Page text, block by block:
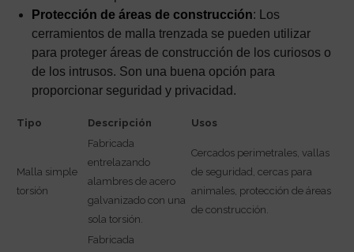
Protección de áreas de construcción: Los
cerramientos de malla trenzada se pueden utilizar
para proteger áreas de construcción de los curiosos o
de los intrusos. Son una buena opción para
proporcionar seguridad y privacidad.
Tipo Descripción Usos
Malla simple
torsión
Fabricada
entrelazando
alambres de acero
galvanizado con una
sola torsión.
Cercados perimetrales, vallas
de seguridad, cercas para
animales, protección de áreas
de construcción.
Fabricada